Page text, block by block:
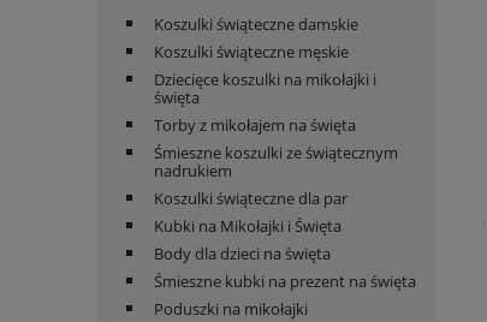
Koszulki świąteczne damskie
Koszulki świąteczne męskie
Dziecięce koszulki na mikołajki i
święta
Torby z mikołajem na święta
Śmieszne koszulki ze świątecznym
nadrukiem
Koszulki świąteczne dla par
Kubki na Mikołajki i Święta
Body dla dzieci na święta
Śmieszne kubki na prezent na święta
Poduszki na mikołajki